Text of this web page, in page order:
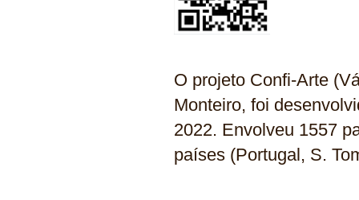
O projeto Confi-Arte
Monteiro, foi
2022. Envolveu 1557
países (Portugal, S.